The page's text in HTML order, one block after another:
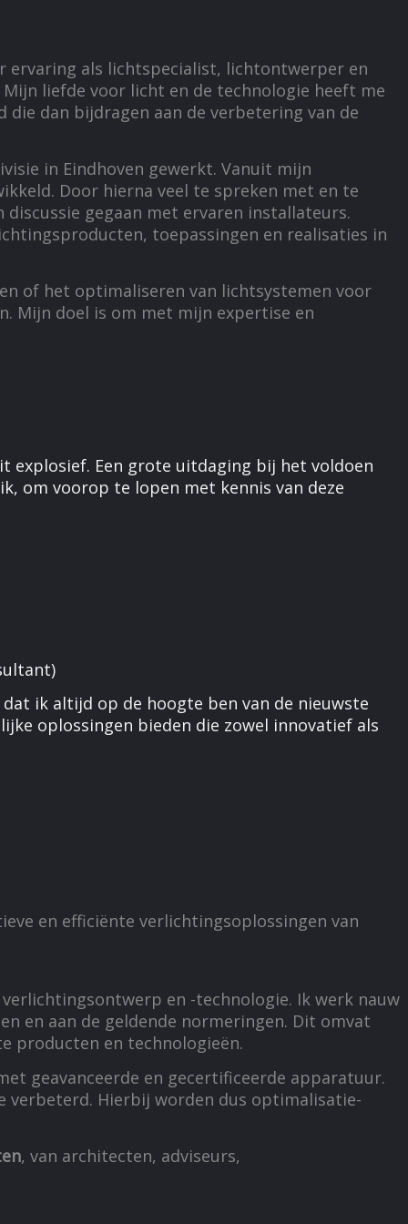
ervaring als lichtspecialist, lichtontwerper en
liefde voor licht en de technologie heeft me
dan bijdragen aan de verbetering van de
in Eindhoven gewerkt. Vanuit mijn
Door hierna veel te spreken met en te
gegaan met ervaren installateurs.
toepassingen en realisaties in
of het optimaliseren van lichtsystemen voor
Mijn doel is om met mijn expertise en
explosief. Een grote uitdaging bij het voldoen
om voorop te lopen met kennis van deze
ik altijd op de hoogte ben van de nieuwste
oplossingen bieden die zowel innovatief als
en efficiënte verlichtingsoplossingen van
en -technologie. Ik werk nauw
en aan de geldende normeringen. Dit omvat
producten en technologieën.
geavanceerde en gecertificeerde apparatuur.
verbeterd. Hierbij worden dus optimalisatie-
, van architecten, adviseurs,